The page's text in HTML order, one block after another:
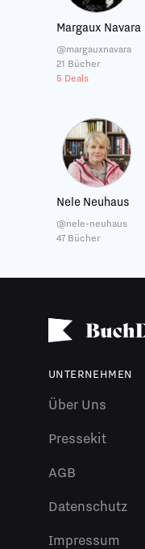
Margaux Navara
@margauxnavara
21 Bücher
5 Deals
Nele Neuhaus
@nele-neuhaus
47 Bücher
UNTERNEHMEN
Über Uns
Pressekit
AGB
Datenschutz
Impressum